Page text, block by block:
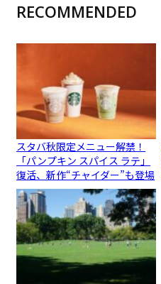
RECOMMENDED
スタバ秋限定メニュー解禁！
「パンプキン スパイス ラテ」
復活、新作“チャイダー”も登場